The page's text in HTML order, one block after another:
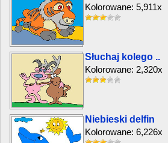
Kolorowane: 5,911x
Słuchaj kolego ..
Kolorowane: 2,320x
Niebieski delfin
Kolorowane: 6,226x